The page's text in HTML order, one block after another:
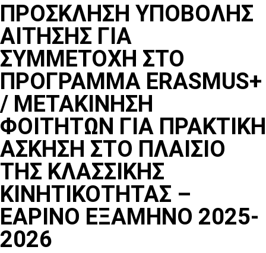
ΠΡΟΣΚΛΗΣΗ ΥΠΟΒΟΛΗΣ
ΑΙΤΗΣΗΣ ΓΙΑ
ΣΥΜΜΕΤΟΧΗ ΣΤΟ
ΠΡΟΓΡΑΜΜΑ ERASMUS+
/ ΜΕΤΑΚΙΝΗΣΗ
ΦΟΙΤΗΤΩΝ ΓΙΑ ΠΡΑΚΤΙΚΗ
ΑΣΚΗΣΗ ΣΤO ΠΛΑΙΣΙO
ΤΗΣ ΚΛΑΣΣΙΚHΣ
ΚΙΝΗΤΙΚΟΤΗΤΑΣ –
ΕΑΡΙΝΟ ΕΞΑΜΗΝΟ 2025-
2026